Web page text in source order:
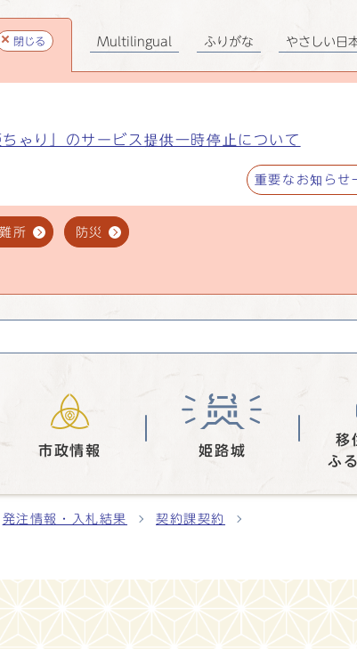
閉じる
ゃり」のサービス提供一時停止について
重要なお知らせ
所 防災
Multilingual ふりがな やさしい日
市政情報 姫路城
移
ふ
発注情報・入札結果 契約課契約